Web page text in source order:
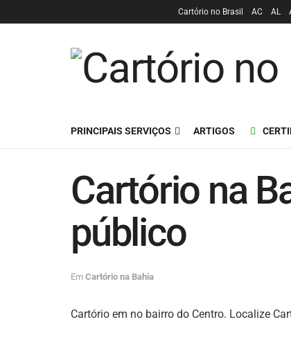
Cartório no Brasil AC AL
PRINCIPAIS SERVIÇOS ARTIGOS
Cartório na
público
Em Cartório na Bahia
Cartório em no bairro do Centro. Localize